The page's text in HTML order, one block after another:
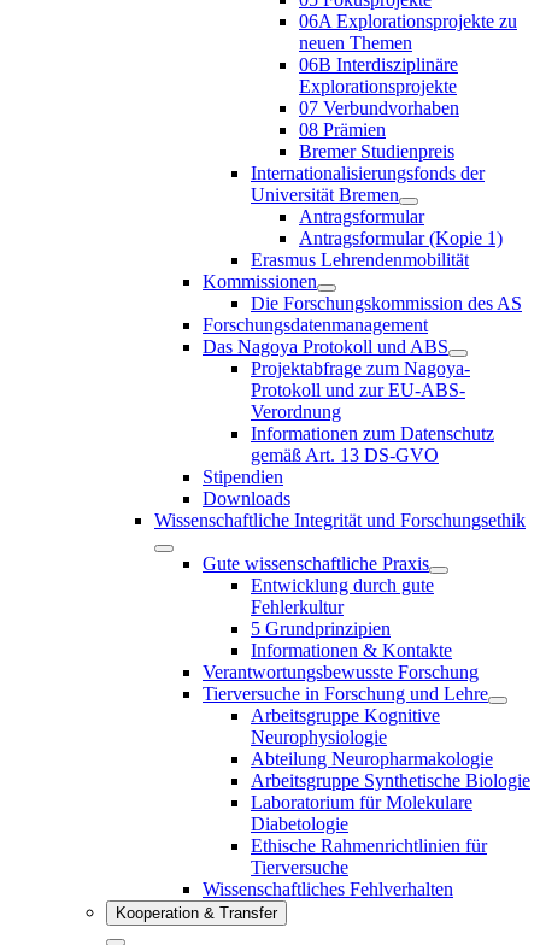
06A Explorationsprojekte zu
neuen Themen
06B Interdisziplinäre
Explorationsprojekte
07 Verbundvorhaben
08 Prämien
Bremer Studienpreis
Internationalisierungsfonds der
Universität Bremen
Antragsformular
Antragsformular (Kopie 1)
Erasmus Lehrendenmobilität
Kommissionen
Die Forschungskommission des AS
Forschungsdatenmanagement
Das Nagoya Protokoll und ABS
Projektabfrage zum Nagoya-
Protokoll und zur EU-ABS-
Verordnung
Informationen zum Datenschutz
gemäß Art. 13 DS-GVO
Stipendien
Downloads
Wissenschaftliche Integrität und Forschungsethik
Gute wissenschaftliche Praxis
Entwicklung durch gute
Fehlerkultur
5 Grundprinzipien
Informationen & Kontakte
Verantwortungsbewusste Forschung
Tierversuche in Forschung und Lehre
Arbeitsgruppe Kognitive
Neurophysiologie
Abteilung Neuropharmakologie
Arbeitsgruppe Synthetische Biologie
Laboratorium für Molekulare
Diabetologie
Ethische Rahmenrichtlinien für
Tierversuche
Wissenschaftliches Fehlverhalten
Kooperation & Transfer